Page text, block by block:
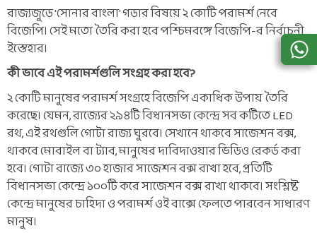
রাজ্যজুড়ে 'সোনার বাংলা' গড়ার বিষয়ে ২ কোটি পরামর্শ নেবে
বিজেপি। সেই মতো তৈরি করা হবে পশ্চিমবঙ্গে বিজেপি-র নির্বাচনী
ইস্তেহার।
কী ভাবে এই পরামর্শগুলি সংগ্রহ করা হবে?
২ কোটি মানুষের পরামর্শ সংগ্রহে বিজেপি একাধিক উপায় তৈরি
করেছে। যেমন, রাজ্যের ২৯৪টি বিধানসভা কেন্দ্রে সব কটিতে LED
রথ, এই রথগুলি গোটা রাজ্য ঘুরবে। সেখানে থাকবে সাজেশন বক্স,
থাকবে মোবাইল বা ট্যাব, মানুষের দাবিদাওয়ার ভিডিও রেকর্ড করা
হবে। গোটা রাজ্যে ৩০ হাজার সাজেশন বক্স রাখা হবে, প্রতিটি
বিধানসভা কেন্দ্রে ১০০টি করে সাজেশন বক্স রাখা থাকবে। সংশ্লিষ্ট
কেন্দ্রে মানুষের চাহিদা ও পরামর্শ ওই বাক্সে ফেলতে পারবেন সাধারণ
মানুষ।